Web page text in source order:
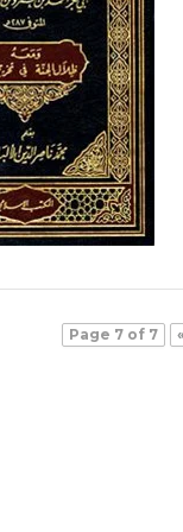
Page 7 of 7